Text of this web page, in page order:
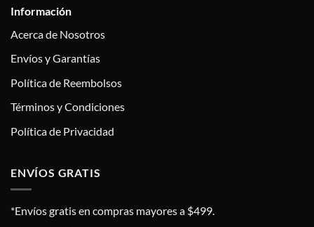
Información
Acerca de Nosotros
Envíos y Garantías
Política de Reembolsos
Términos y Condiciones
Política de Privacidad
ENVÍOS GRATIS
*Envíos gratis en compras mayores a $499.